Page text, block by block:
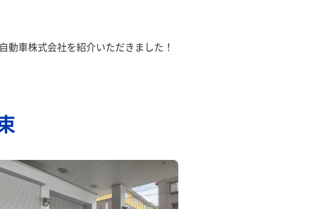
車株式会社を紹介いただきました！